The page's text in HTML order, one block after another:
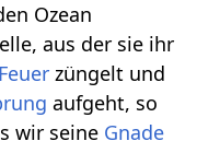
Ozean
aus der sie ihr
Feuer züngelt und
aufgeht, so
wir seine Gnade